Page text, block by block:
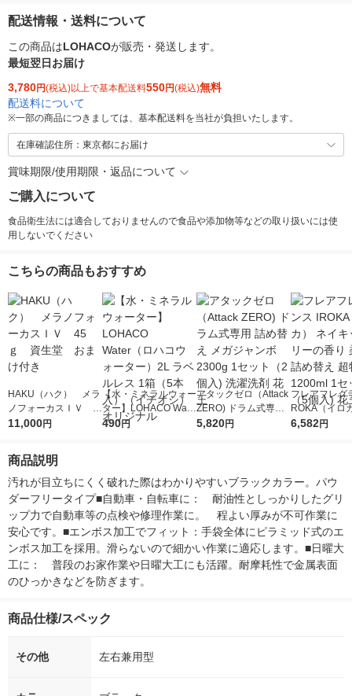
配送情報・送料について
この商品はLOHACOが販売・発送します。
最短翌日お届け
3,780円(税込)以上で基本配送料550円(税込)無料
配送料について
※一部の商品につきましては、基本配送料を当社が負担いたします。
在庫確認住所：東京都にお届け
賞味期限/使用期限・返品について
ご購入について
食品衛生法には適合しておりませんので食品や添加物等などの取り扱いには使
用しないでください
こちらの商品もおすすめ
HAKU（ハク） メラ
ノフォーカスＩＶ 4
5ｇ 資生堂 おまけ
11,000円
【水・ミネラルウォー
ター】LOHACO Wate
r（ロハコウォータ
490円
アタックゼロ（Attack
ZERO) ドラム式専用
詰め替え メガジャン
5,820円
フレアフレグ
ROKA（イロ
イキッドリリ
6,582円
商品説明
汚れが目立ちにくく破れた際はわかりやすいブラックカラー。パウ
ダーフリータイプ■自動車・自転車に：　耐油性としっかりしたグリ
ップ力で自動車等の点検や修理作業に。　程よい厚みが不可作業に
安心です。■エンボス加工でフィット：手袋全体にピラミッド式のエ
ンボス加工を採用。滑らないので細かい作業に適応します。■日曜大
工に：　普段のお家作業や日曜大工にも活躍。耐摩耗性で金属表面
のひっかきなどを防ぎます。
商品仕様/スペック
その他 左右兼用型